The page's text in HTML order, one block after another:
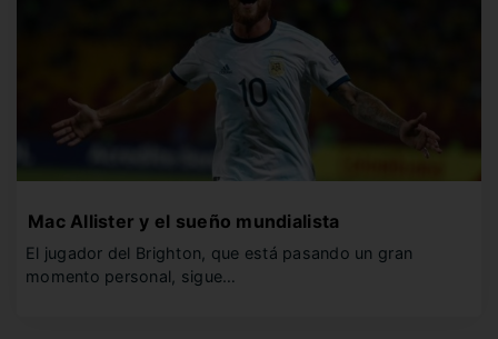
Mac Allister y el sueño mundialista
El jugador del Brighton, que está pasando un gran
momento personal, sigue…